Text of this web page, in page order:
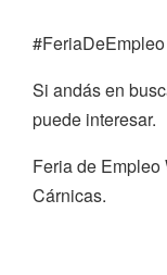
#FeriaDeEmpleo
Si andás en
puede interesar.
Feria de Empleo
Cárnicas.